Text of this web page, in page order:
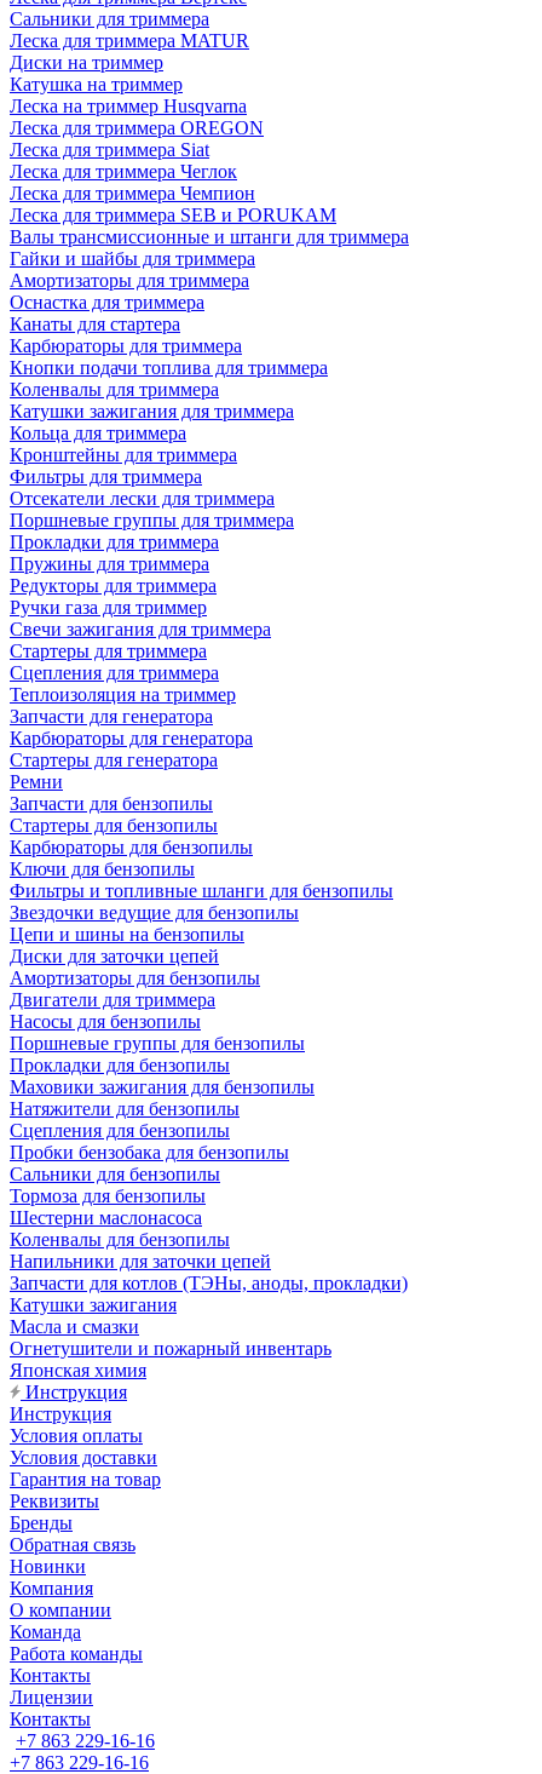
Сальники для триммера
Леска для триммера MATUR
Диски на триммер
Катушка на триммер
Леска на триммер Husqvarna
Леска для триммера OREGON
Леска для триммера Siat
Леска для триммера Чеглок
Леска для триммера Чемпион
Леска для триммера SEB и PORUKAM
Валы трансмиссионные и штанги для триммера
Гайки и шайбы для триммера
Амортизаторы для триммера
Оснастка для триммера
Канаты для стартера
Карбюраторы для триммера
Кнопки подачи топлива для триммера
Коленвалы для триммера
Катушки зажигания для триммера
Кольца для триммера
Кронштейны для триммера
Фильтры для триммера
Отсекатели лески для триммера
Поршневые группы для триммера
Прокладки для триммера
Пружины для триммера
Редукторы для триммера
Ручки газа для триммер
Свечи зажигания для триммера
Стартеры для триммера
Сцепления для триммера
Теплоизоляция на триммер
Запчасти для генератора
Карбюраторы для генератора
Стартеры для генератора
Ремни
Запчасти для бензопилы
Стартеры для бензопилы
Карбюраторы для бензопилы
Ключи для бензопилы
Фильтры и топливные шланги для бензопилы
Звездочки ведущие для бензопилы
Цепи и шины на бензопилы
Диски для заточки цепей
Амортизаторы для бензопилы
Двигатели для триммера
Насосы для бензопилы
Поршневые группы для бензопилы
Прокладки для бензопилы
Маховики зажигания для бензопилы
Натяжители для бензопилы
Сцепления для бензопилы
Пробки бензобака для бензопилы
Сальники для бензопилы
Тормоза для бензопилы
Шестерни маслонасоса
Коленвалы для бензопилы
Напильники для заточки цепей
Запчасти для котлов (ТЭНы, аноды, прокладки)
Катушки зажигания
Масла и смазки
Огнетушители и пожарный инвентарь
Японская химия
Инструкция
Инструкция
Условия оплаты
Условия доставки
Гарантия на товар
Реквизиты
Бренды
Обратная связь
Новинки
Компания
О компании
Команда
Работа команды
Контакты
Лицензии
Контакты
+7 863 229-16-16
+7 863 229-16-16